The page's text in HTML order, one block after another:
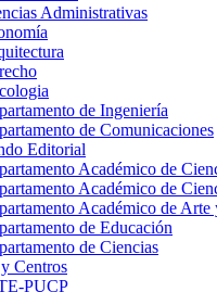
Administrativas
de Ingeniería
de Comunicaciones
Editorial
Académico de
Académico de
Académico de Arte
de Educación
de Ciencias
Centros
PUCP